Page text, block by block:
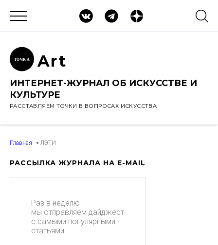
ТОЧК А Art
ИНТЕРНЕТ-ЖУРНАЛ ОБ ИСКУССТВЕ И
КУЛЬТУРЕ
РАССТАВЛЯЕМ ТОЧКИ В ВОПРОСАХ ИСКУССТВА
Главная ЛЭТИ
РАССЫЛКА ЖУРНАЛА НА E-MAIL
Раз в неделю
мы отправляем дайджест
с самыми популярными
статьями.